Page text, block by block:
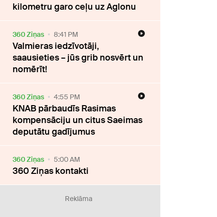
kilometru garo ceļu uz Aglonu
360 Ziņas 8:41 PM
Valmieras iedzīvotāji,
saausieties – jūs grib nosvērt un
nomērīt!
360 Ziņas 4:55 PM
KNAB pārbaudīs Rasimas
kompensāciju un citus Saeimas
deputātu gadījumus
360 Ziņas 5:00 AM
360 Ziņas kontakti
Reklāma